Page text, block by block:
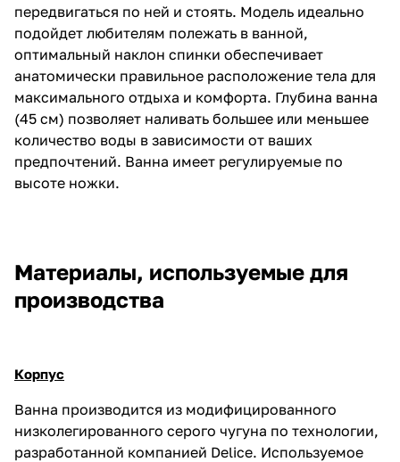
передвигаться по ней и стоять. Модель идеально
подойдет любителям полежать в ванной,
оптимальный наклон спинки обеспечивает
анатомически правильное расположение тела для
максимального отдыха и комфорта. Глубина ванна
(45 см) позволяет наливать большее или меньшее
количество воды в зависимости от ваших
предпочтений. Ванна имеет регулируемые по
высоте ножки.
Материалы, используемые для
производства
Корпус
Ванна производится из модифицированного
низколегированного серого чугуна по технологии,
разработанной компанией Delice. Используемое